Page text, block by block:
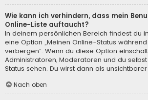
Wie kann ich verhindern, dass mein
Online-Liste auftaucht?
In deinem persönlichen Bereich findest du
eine Option „Meinen Online-Status
verbergen“. Wenn du diese Option
Administratoren, Moderatoren und du
Status sehen. Du wirst dann als
Nach oben